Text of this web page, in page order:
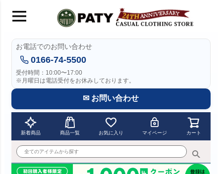
お電話でのお問い合わせ
0166-74-5500
受付時間：10:00〜17:00
※月曜日は電話受付をお休みしております。
✉ お問い合わせ
新着商品 商品一覧 お気に入り マイページ カート